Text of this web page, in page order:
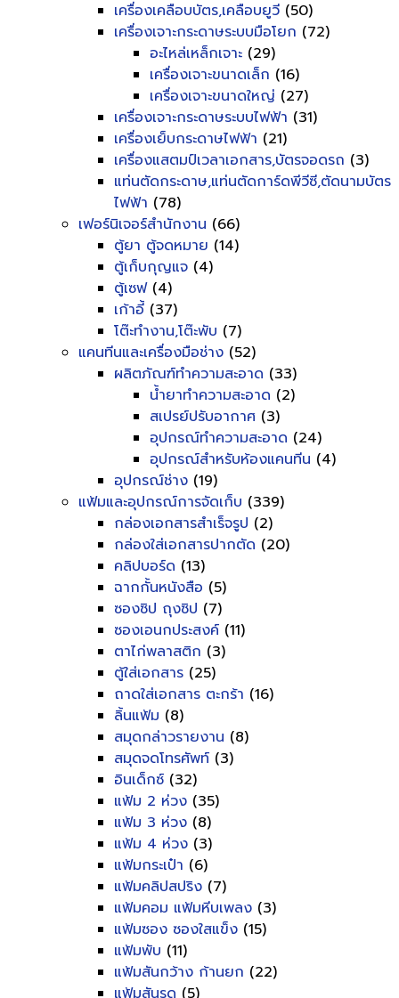
เครื่องเคลือบบัตร,เคลือบยูวี (50)
เครื่องเจาะกระดาษระบบมือโยก (72)
อะไหล่เหล็กเจาะ (29)
เครื่องเจาะขนาดเล็ก (16)
เครื่องเจาะขนาดใหญ่ (27)
เครื่องเจาะกระดาษระบบไฟฟ้า (31)
เครื่องเย็บกระดาษไฟฟ้า (21)
เครื่องแสตมป์เวลาเอกสาร,บัตรจอดรถ (3)
แท่นตัดกระดาษ,แท่นตัดการ์ดพีวีซี,ตัดนามบัตร
ไฟฟ้า (78)
เฟอร์นิเจอร์สำนักงาน (66)
ตู้ยา ตู้จดหมาย (14)
ตู้เก็บกุญแจ (4)
ตู้เซฟ(4)
เก้าอี้ (37)
โต๊ะทำงาน,โต๊ะพับ (7)
แคนทีนและเครื่องมือช่าง (52)
ผลิตภัณฑ์ทำความสะอาด (33)
น้ำยาทำความสะอาด (2)
สเปรย์ปรับอากาศ (3)
อุปกรณ์ทำความสะอาด (24)
อุปกรณ์สำหรับห้องแคนทีน (4)
อุปกรณ์ช่าง (19)
แฟ้มและอุปกรณ์การจัดเก็บ (339)
กล่องเอกสารสำเร็จรูป (2)
กล่องใส่เอกสารปากตัด (20)
คลิปบอร์ด (13)
ฉากกั้นหนังสือ (5)
ซองซิป ถุงซิป (7)
ซองเอนกประสงค์ (11)
ตาไก่พลาสติก (3)
ตู้ใส่เอกสาร (25)
ถาดใส่เอกสาร ตะกร้า (16)
ลิ้นแฟ้ม (8)
สมุดกล่าวรายงาน (8)
สมุดจดโทรศัพท์ (3)
อินเด็กซ์ (32)
แฟ้ม 2 ห่วง (35)
แฟ้ม 3 ห่วง (8)
แฟ้ม 4 ห่วง (3)
แฟ้มกระเป๋า (6)
แฟ้มคลิปสปริง (7)
แฟ้มคอม แฟ้มหีบเพลง (3)
แฟ้มซอง ซองใสแข็ง (15)
แฟ้มพับ (11)
แฟ้มสันกว้าง ก้านยก (22)
แฟ้มสันรูด (5)